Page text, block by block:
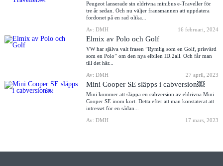
Peugeot lanserade sin eldrivna minibus e-Traveller för
tre år sedan. Och nu väljer fransmännen att uppdatera
fordonet på en rad olika...
Av: DMH
16 februari, 2024
Elmix av Polo och Golf
VW har själva valt frasen ”Rymlig som en Golf, prisvärd
som en Polo” om den nya elbilen ID.2all. Och får man
till det här...
Av: DMH
27 april, 2023
Mini Cooper SE släpps i cabversion￼
Mini kommer att släppa en cabversion av eldrivna Mini
Cooper SE inom kort. Detta efter att man konstaterat att
intresset för en sådan...
Av: DMH
17 mars, 2023